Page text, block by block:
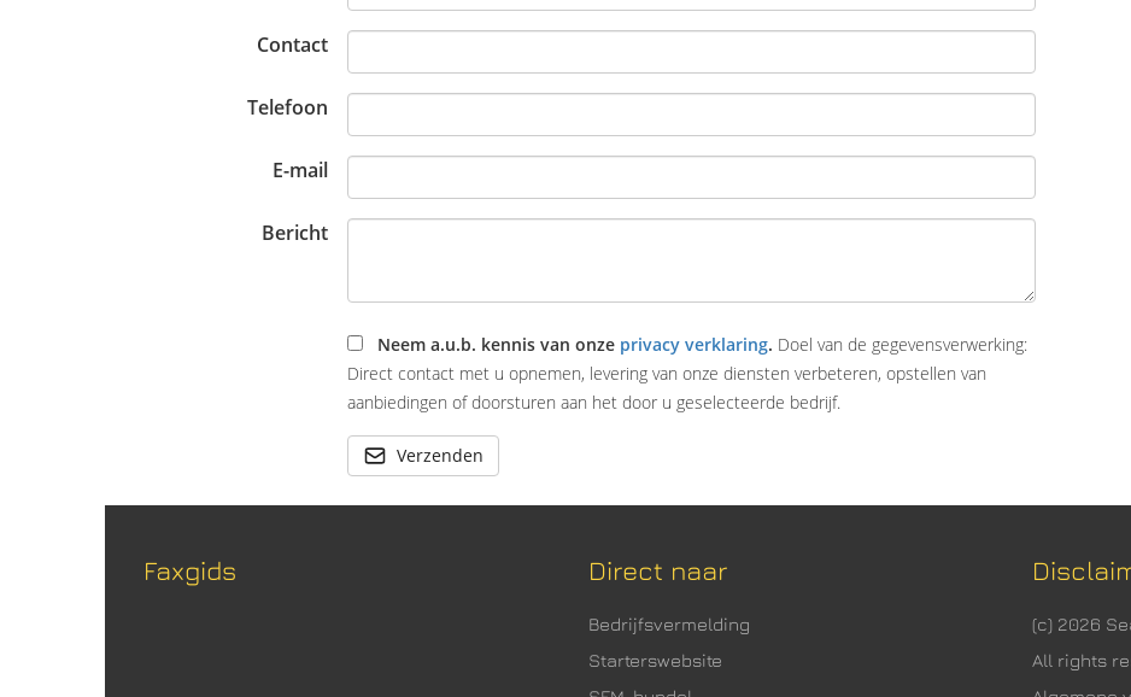
Contact
Telefoon
E-mail
Bericht
Neem a.u.b. kennis van onze privacy verklaring. Doel van de gegevensverwerking:
Direct contact met u opnemen, levering van onze diensten verbeteren, opstellen van
aanbiedingen of doorsturen aan het door u geselecteerde bedrijf.
Verzenden
Faxgids Direct naar
Bedrijfsvermelding
Starterswebsite
(c) 2026
All rights